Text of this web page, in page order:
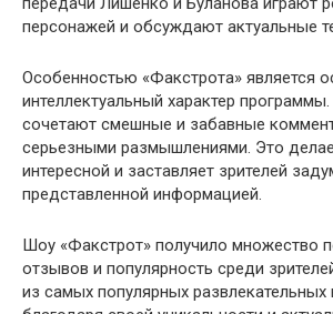
персонажей и обсуждают актуальные
Особенностью «Факстрота» является
интеллектуальный характер
сочетают смешные и забавные
серьезными размышлениями. Это
интересной и заставляет зрителей
представленной информацией.
Шоу «Факстрот» получило множество
отзывов и популярность среди
из самых популярных